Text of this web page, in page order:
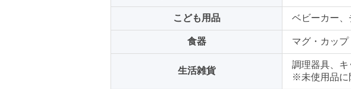
こども用品 ベビーカー
食器 マグ・カッ
生活雑貨
調理器具、
※未使用品に